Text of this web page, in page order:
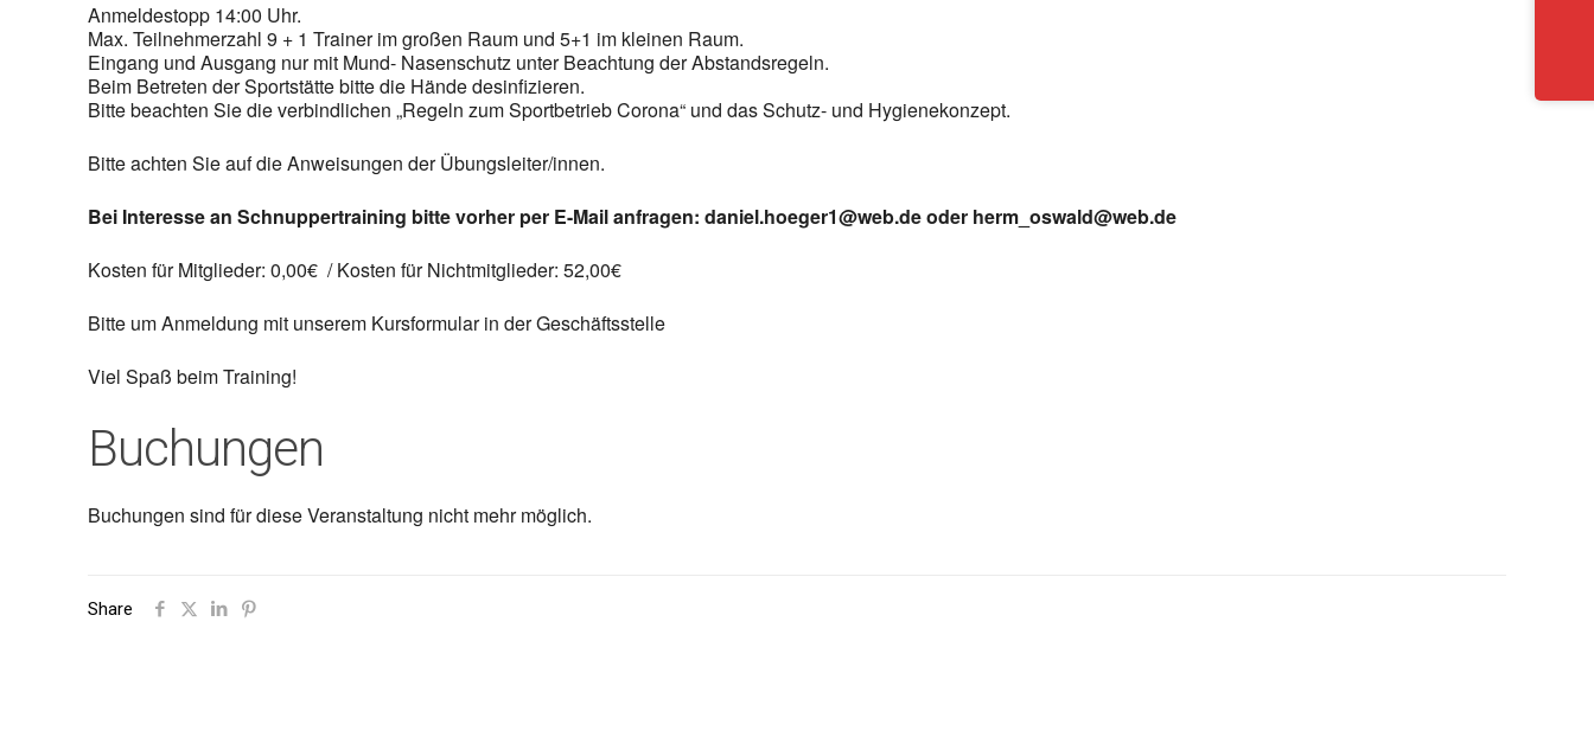
Anmeldestopp 14:00 Uhr.
Max. Teilnehmerzahl 9 + 1 Trainer im großen Raum und 5+1 im kleinen Raum.
Eingang und Ausgang nur mit Mund- Nasenschutz unter Beachtung der Abstandsregeln.
Beim Betreten der Sportstätte bitte die Hände desinfizieren.
Bitte beachten Sie die verbindlichen „Regeln zum Sportbetrieb Corona“ und das Schutz- und Hygienekonzept.
Bitte achten Sie auf die Anweisungen der Übungsleiter/innen.
Bei Interesse an Schnuppertraining bitte vorher per E-Mail anfragen: daniel.hoeger1@web.de oder herm_oswald@web.de
Kosten für Mitglieder: 0,00€ / Kosten für Nichtmitglieder: 52,00€
Bitte um Anmeldung mit unserem Kursformular in der Geschäftsstelle
Viel Spaß beim Training!
Buchungen
Buchungen sind für diese Veranstaltung nicht mehr möglich.
Share